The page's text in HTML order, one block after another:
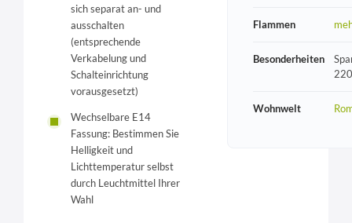
sich separat an- und
ausschalten
(entsprechende
Verkabelung und
Schalteinrichtung
vorausgesetzt)
Wechselbare E14
Fassung: Bestimmen Sie
Helligkeit und
Lichttemperatur selbst
durch Leuchtmittel Ihrer
Wahl
Flammen
Besonderheiten
Wohnwelt